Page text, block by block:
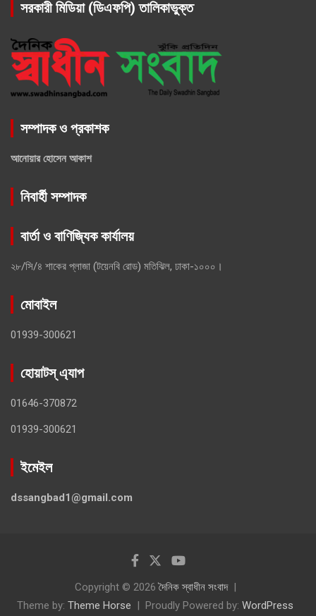
সরকারী মিডিয়া (ডিএফপি) তালিকাভুক্ত
সম্পাদক ও প্রকাশক
আনোয়ার হোসেন আকাশ
নিবার্হী সম্পাদক
বার্তা ও বাণিজ্যিক কার্যালয়
২৮/সি/৪ শাকের প্লাজা (টয়েনবি রোড) মতিঝিল, ঢাকা-১০০০।
মোবাইল
01939-300621
হোয়াটস্ এ্যাপ
01646-370872
01939-300621
ইমেইল
dssangbad1@gmail.com
Copyright © 2026দৈনিক স্বাধীন সংবাদ
Theme by: Theme Horse Proudly Powered by: WordPress